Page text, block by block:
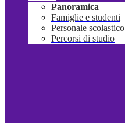
Panoramica
Famiglie e studenti
Personale scolastico
Percorsi di studio